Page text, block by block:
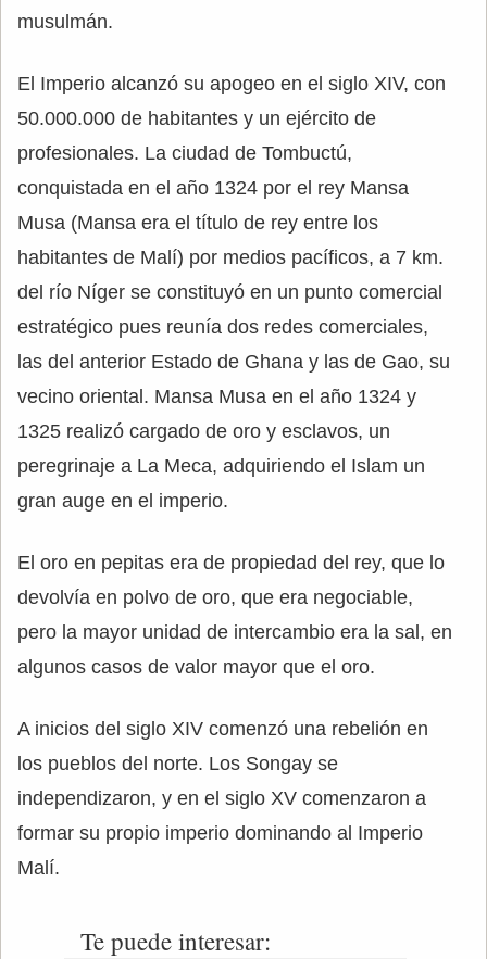
musulmán.
El Imperio alcanzó su apogeo en el siglo XIV, con
50.000.000 de habitantes y un ejército de
profesionales. La ciudad de Tombuctú,
conquistada en el año 1324 por el rey Mansa
Musa (Mansa era el título de rey entre los
habitantes de Malí) por medios pacíficos, a 7 km.
del río Níger se constituyó en un punto comercial
estratégico pues reunía dos redes comerciales,
las del anterior Estado de Ghana y las de Gao, su
vecino oriental. Mansa Musa en el año 1324 y
1325 realizó cargado de oro y esclavos, un
peregrinaje a La Meca, adquiriendo el Islam un
gran auge en el imperio.
El oro en pepitas era de propiedad del rey, que lo
devolvía en polvo de oro, que era negociable,
pero la mayor unidad de intercambio era la sal, en
algunos casos de valor mayor que el oro.
A inicios del siglo XIV comenzó una rebelión en
los pueblos del norte. Los Songay se
independizaron, y en el siglo XV comenzaron a
formar su propio imperio dominando al Imperio
Malí.
Te puede interesar: